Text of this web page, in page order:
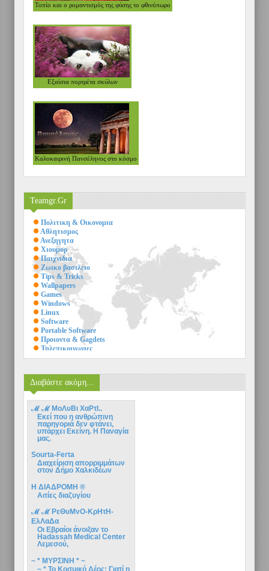
Τοπίο και ο ρομαντισμός της φύσης το φθινόπωρο
VIEW
Εξαίσια πορτρέτα σκύλων
VIEW
Καλοκαιρινή Πανσέληνος στο κόσμο
Teamgr.Gr
Πολιτικη & Οικονομια
Αθλητισμος
Ανεξηγητα
Χιουμορ
Παιχνιδια
Ζωικο βασιλειο
Tips & Tricks
Wallpapers
Games
Windows
Linux
Software
Portable Software
Προιοντα & Gagdets
Τηλεπικοινωνιες
Ηλεκτρονικα κυκλωματα
Ιστορια - Αρχαιολογια
Δικαιο
Μαθηματικα - Φυσικη
Ιατρικη
Διατροφολογια
Ψυχολογια
Θεολογια
Ζωγραφικη
Εικονα - Φωτογραφια
Βιβλιο
Μουσικη
Χορος
Θεατρο
Κινηματογραφος
Τηλεοραση
Design
Διαβάστε ακόμη...
ℳ ℳ ΜοΛυΒι ΧαΡτΙ..
Eκεί που η ανθρώπινη
παρηγοριά δεν φτάνει,
υπάρχει Εκείνη. Η Παναγία
μας.
Sourta-Ferta
Διαχείριση απορριμμάτων
στον Δήμο Χαλκιδέων
Η ΔΙΑΔΡΟΜΗ ®
Αιτίες διαζυγίου
ℳ ℳ ΡεΘυΜνΟ-ΚρΗτΗ-
ΕλΛαΔα
Οι Εβραίοι άνοιξαν το
Hadassah Medical Center
Λεμεσού,
~ * ΜΥΡΣΙΝΗ * ~
~ * Το Κοσμικό Δέος: Γιατί η